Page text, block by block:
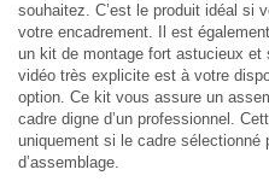
souhaitez. C’est le produit idéal si
votre encadrement. Il est
un kit de montage fort astucieux
vidéo très explicite est à votre
option. Ce kit vous assure un
cadre digne d’un professionnel.
uniquement si le cadre
d’assemblage.